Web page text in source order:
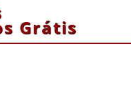
Grátis